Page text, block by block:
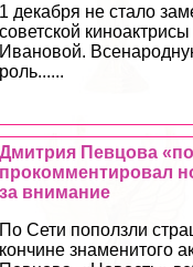
1 декабря не стало
советской
Ивановой.
роль......
Дмитрия Певцова
прокомментировал
за внимание
По Сети поползли
кончине знаменитого